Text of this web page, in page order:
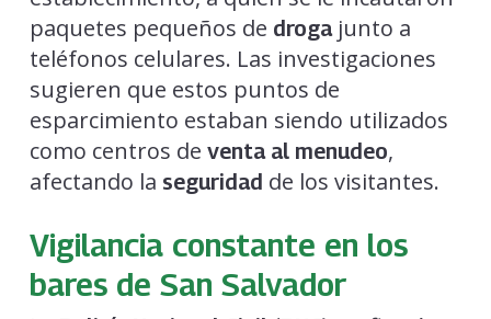
paquetes pequeños de drogajunto a
teléfonos celulares. Las investigaciones
sugieren que estos puntos de
esparcimiento estaban siendo utilizados
como centros de venta al menudeo,
afectando la seguridad de los visitantes.
Vigilancia constante en los
bares de San Salvador